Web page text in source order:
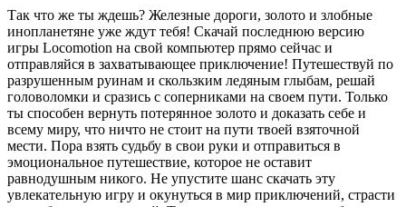
Так что же ты ждешь? Железные дороги, золото и злобные
инопланетяне уже ждут тебя! Скачай последнюю версию
игры Locomotion на свой компьютер прямо сейчас и
отправляйся в захватывающее приключение! Путешествуй по
разрушенным руинам и скользким ледяным глыбам, решай
головоломки и сразись с соперниками на своем пути. Только
ты способен вернуть потерянное золото и доказать себе и
всему миру, что ничто не стоит на пути твоей взяточной
мести. Пора взять судьбу в свои руки и отправиться в
эмоциональное путешествие, которое не оставит
равнодушным никого. Не упустите шанс скачать эту
увлекательную игру и окунуться в мир приключений, страсти